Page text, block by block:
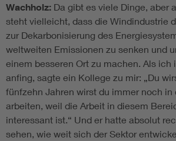
Wachholz: Da gibt es viele Dinge, aber
steht vielleicht, dass die Windindustrie
zur Dekarbonisierung des
weltweiten Emissionen zu senken und
einem besseren Ort zu machen. Als ich
anfing, sagte ein Kollege zu mir: „Du
fünfzehn Jahren wirst du immer noch in
arbeiten, weil die Arbeit in diesem
interessant ist.“ Und er hatte absolut
sehen, wie weit sich der Sektor